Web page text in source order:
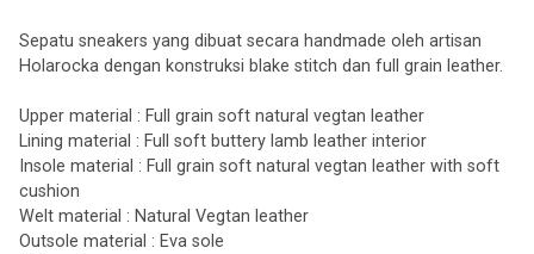
Sepatu sneakers yang dibuat secara handmade oleh artisan
Holarocka dengan konstruksi blake stitch dan full grain leather.
Upper material : Full grain soft natural vegtan leather
Lining material : Full soft buttery lamb leather interior
Insole material : Full grain soft natural vegtan leather with soft
cushion
Welt material : Natural Vegtan leather
Outsole material : Eva sole